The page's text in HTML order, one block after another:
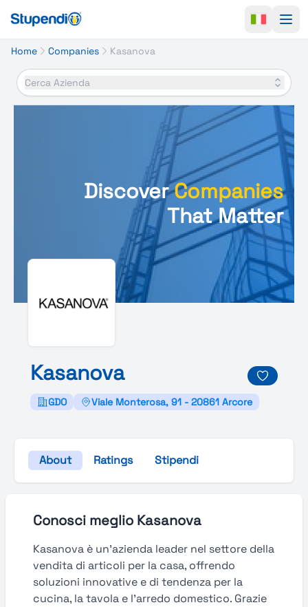
Home Companies Kasanova
Cerca Azienda
DiscoverCompanies
That Matter
Kasanova
GDO Viale Monterosa, 91 - 20861 Arcore
About Ratings Stipendi
Conosci meglio Kasanova
Kasanova è un’azienda leader nel settore della
vendita di articoli per la casa, offrendo
soluzioni innovative e di tendenza per la
cucina, la tavola e l’arredo domestico. Grazie